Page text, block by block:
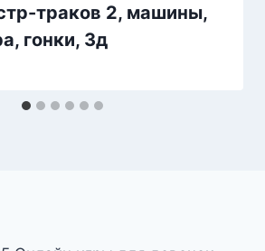
траков 2, машины,
гонки, 3д